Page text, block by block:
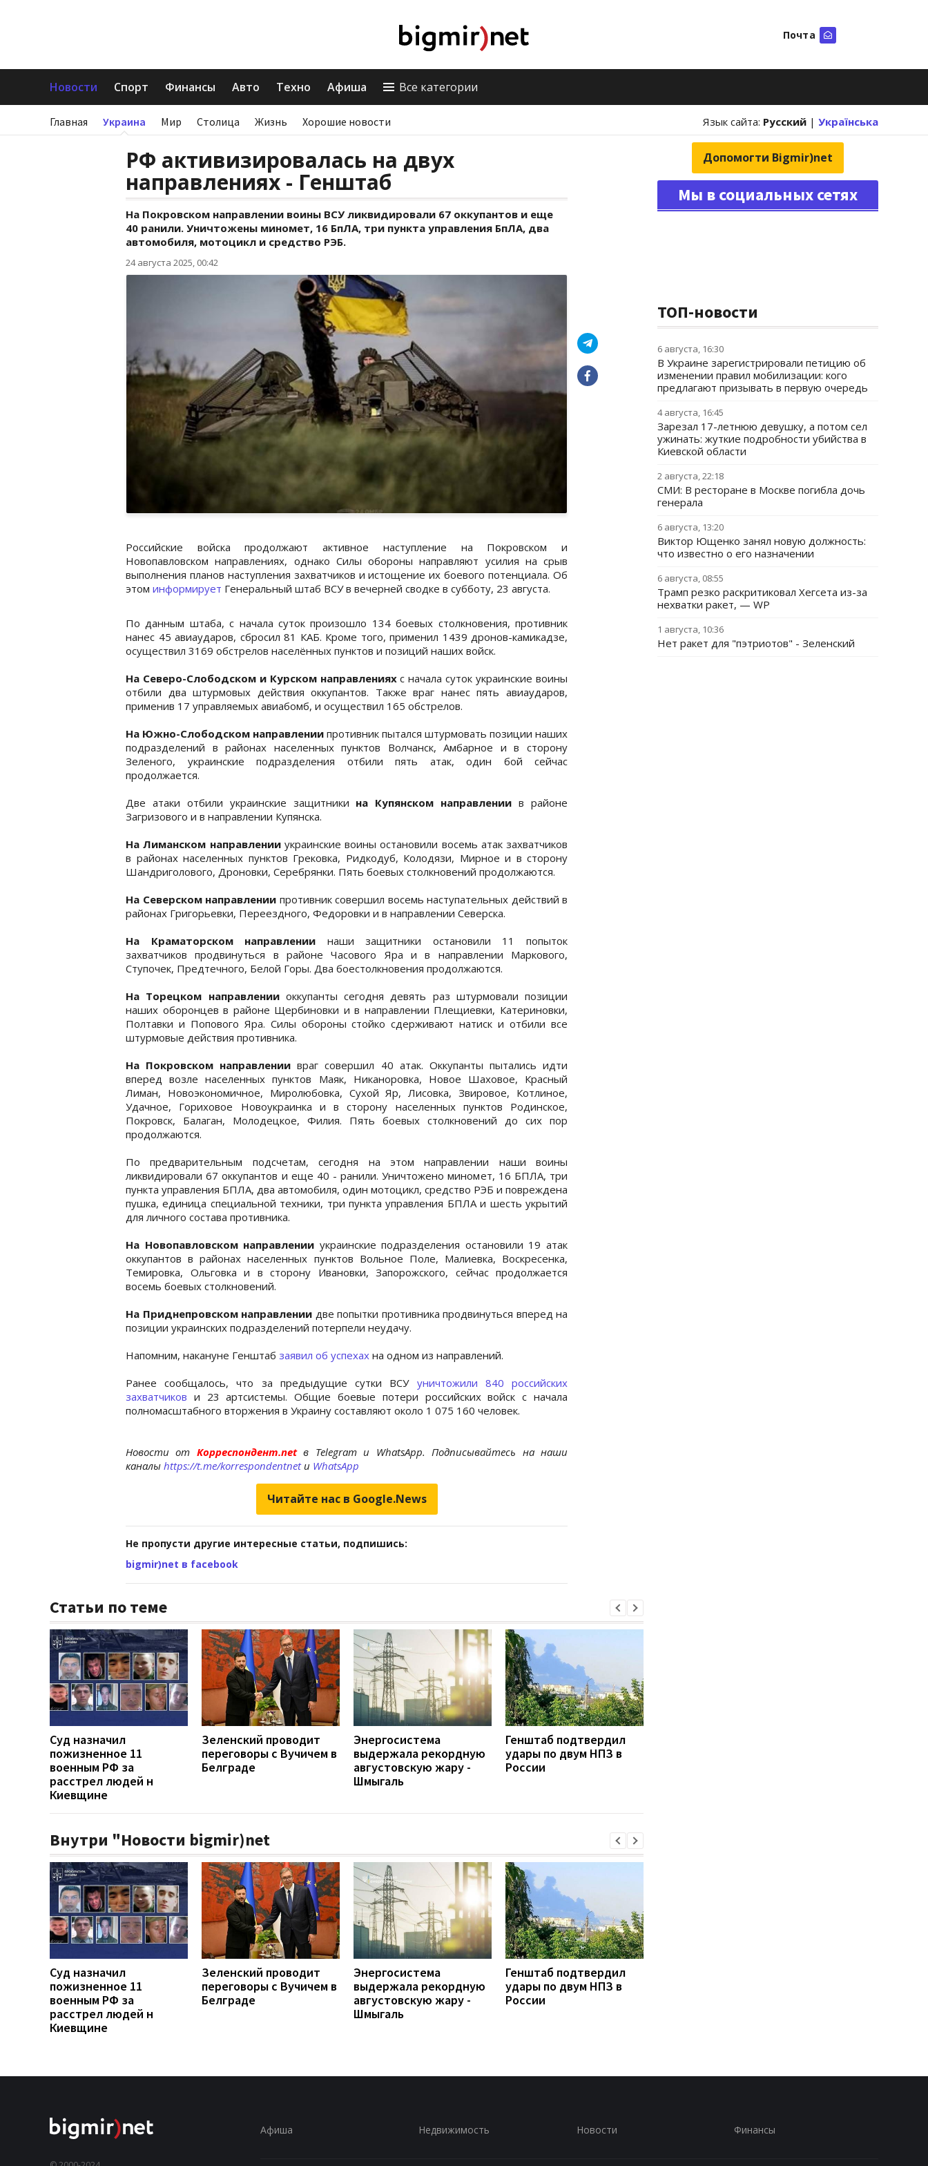
Почта
Новости Спорт Финансы Авто Техно Афиша Все категории
Главная Украина Мир Столица Жизнь Хорошие новости Язык сайта: Русский | Українська
РФ активизировалась на двух
направлениях - Генштаб
На Покровском направлении воины ВСУ ликвидировали 67 оккупантов и еще
40 ранили. Уничтожены миномет, 16 БпЛА, три пункта управления БпЛА, два
автомобиля, мотоцикл и средство РЭБ.
24 августа 2025, 00:42
Российские войска продолжают активное наступление на Покровском и
Новопавловском направлениях, однако Силы обороны направляют усилия на срыв
выполнения планов наступления захватчиков и истощение их боевого потенциала. Об
этом информирует Генеральный штаб ВСУ в вечерней сводке в субботу, 23 августа.
По данным штаба, с начала суток произошло 134 боевых столкновения, противник
нанес 45 авиаударов, сбросил 81 КАБ. Кроме того, применил 1439 дронов-камикадзе,
осуществил 3169 обстрелов населённых пунктов и позиций наших войск.
На Северо-Слободском и Курском направленияхс начала суток украинские воины
отбили два штурмовых действия оккупантов. Также враг нанес пять авиаударов,
применив 17 управляемых авиабомб, и осуществил 165 обстрелов.
На Южно-Слободском направлении противник пытался штурмовать позиции наших
подразделений в районах населенных пунктов Волчанск, Амбарное и в сторону
Зеленого, украинские подразделения отбили пять атак, один бой сейчас
продолжается.
Две атаки отбили украинские защитники на Купянском направлениив районе
Загризового и в направлении Купянска.
На Лиманском направлении украинские воины остановили восемь атак захватчиков
в районах населенных пунктов Грековка, Ридкодуб, Колодязи, Мирное и в сторону
Шандриголового, Дроновки, Серебрянки. Пять боевых столкновений продолжаются.
На Северском направлении противник совершил восемь наступательных действий в
районах Григорьевки, Переездного, Федоровки и в направлении Северска.
На Краматорском направлении наши защитники остановили 11 попыток
захватчиков продвинуться в районе Часового Яра и в направлении Маркового,
Ступочек, Предтечного, Белой Горы. Два боестолкновения продолжаются.
На Торецком направленииоккупанты сегодня девять раз штурмовали позиции
наших оборонцев в районе Щербиновки и в направлении Плещиевки, Катериновки,
Полтавки и Попового Яра. Силы обороны стойко сдерживают натиск и отбили все
штурмовые действия противника.
На Покровском направлениивраг совершил 40 атак. Оккупанты пытались идти
вперед возле населенных пунктов Маяк, Никаноровка, Новое Шаховое, Красный
Лиман, Новоэкономичное, Миролюбовка, Сухой Яр, Лисовка, Звировое, Котлиное,
Удачное, Гориховое Новоукраинка и в сторону населенных пунктов Родинское,
Покровск, Балаган, Молодецкое, Филия. Пять боевых столкновений до сих пор
продолжаются.
По предварительным подсчетам, сегодня на этом направлении наши воины
ликвидировали 67 оккупантов и еще 40 - ранили. Уничтожено миномет, 16 БПЛА, три
пункта управления БПЛА, два автомобиля, один мотоцикл, средство РЭБ и повреждена
пушка, единица специальной техники, три пункта управления БПЛА и шесть укрытий
для личного состава противника.
На Новопавловском направлении украинские подразделения остановили 19 атак
оккупантов в районах населенных пунктов Вольное Поле, Малиевка, Воскресенка,
Темировка, Ольговка и в сторону Ивановки, Запорожского, сейчас продолжается
восемь боевых столкновений.
На Приднепровском направлении две попытки противника продвинуться вперед на
позиции украинских подразделений потерпели неудачу.
Напомним, накануне Генштаб заявил об успехах на одном из направлений.
Ранее сообщалось, что за предыдущие сутки ВСУ уничтожили 840 российских
захватчиков и 23 артсистемы. Общие боевые потери российских войск с начала
полномасштабного вторжения в Украину составляют около 1 075 160 человек.
Новости от Корреспондент.netв Telegram и WhatsApp. Подписывайтесь на наши
каналы https://t.me/korrespondentnetи WhatsApp
Читайте нас в Google.News
Не пропусти другие интересные статьи, подпишись:
bigmir)net в facebook
Статьи по теме
Суд назначил
пожизненное 11
военным РФ за
расстрел людей н
Киевщине
Зеленский проводит
переговоры с Вучичем в
Белграде
Энергосистема
выдержала рекордную
августовскую жару -
Шмыгаль
Генштаб подтвердил
удары по двум НПЗ в
России
Внутри "Новости bigmir)net
Суд назначил
пожизненное 11
военным РФ за
расстрел людей н
Киевщине
Зеленский проводит
переговоры с Вучичем в
Белграде
Энергосистема
выдержала рекордную
августовскую жару -
Шмыгаль
Генштаб подтвердил
удары по двум НПЗ в
России
Допомогти Bigmir)net
Мы в социальных сетях
ТОП-новости
6 августа, 16:30
В Украине зарегистрировали петицию об
изменении правил мобилизации: кого
предлагают призывать в первую очередь
4 августа, 16:45
Зарезал 17-летнюю девушку, а потом сел
ужинать: жуткие подробности убийства в
Киевской области
2 августа, 22:18
СМИ: В ресторане в Москве погибла дочь
генерала
6 августа, 13:20
Виктор Ющенко занял новую должность:
что известно о его назначении
6 августа, 08:55
Трамп резко раскритиковал Хегсета из-за
нехватки ракет, — WP
1 августа, 10:36
Нет ракет для "пэтриотов" - Зеленский
Афиша Недвижимость Новости Финансы